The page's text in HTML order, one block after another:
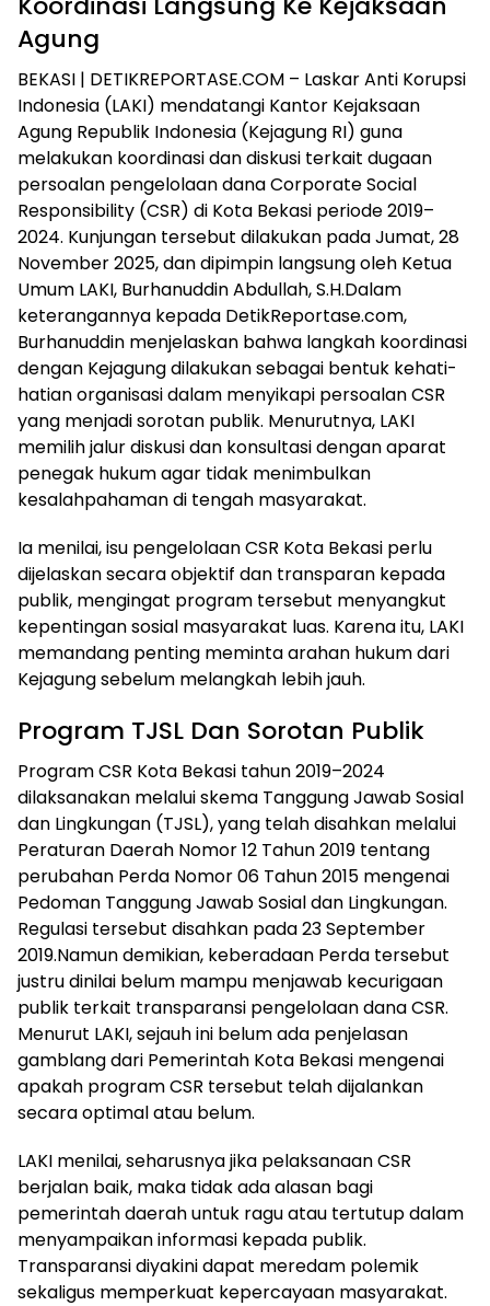
Agung
BEKASI | DETIKREPORTASE.COM – Laskar Anti Korupsi
Indonesia (LAKI) mendatangi Kantor Kejaksaan
Agung Republik Indonesia (Kejagung RI) guna
melakukan koordinasi dan diskusi terkait dugaan
persoalan pengelolaan dana Corporate Social
Responsibility (CSR) di Kota Bekasi periode 2019–
2024. Kunjungan tersebut dilakukan pada Jumat, 28
November 2025, dan dipimpin langsung oleh Ketua
Umum LAKI, Burhanuddin Abdullah, S.H.Dalam
keterangannya kepada DetikReportase.com,
Burhanuddin menjelaskan bahwa langkah koordinasi
dengan Kejagung dilakukan sebagai bentuk kehati-
hatian organisasi dalam menyikapi persoalan CSR
yang menjadi sorotan publik. Menurutnya, LAKI
memilih jalur diskusi dan konsultasi dengan aparat
penegak hukum agar tidak menimbulkan
kesalahpahaman di tengah masyarakat.
Ia menilai, isu pengelolaan CSR Kota Bekasi perlu
dijelaskan secara objektif dan transparan kepada
publik, mengingat program tersebut menyangkut
kepentingan sosial masyarakat luas. Karena itu, LAKI
memandang penting meminta arahan hukum dari
Kejagung sebelum melangkah lebih jauh.
Program TJSL Dan Sorotan Publik
Program CSR Kota Bekasi tahun 2019–2024
dilaksanakan melalui skema Tanggung Jawab Sosial
dan Lingkungan (TJSL), yang telah disahkan melalui
Peraturan Daerah Nomor 12 Tahun 2019 tentang
perubahan Perda Nomor 06 Tahun 2015 mengenai
Pedoman Tanggung Jawab Sosial dan Lingkungan.
Regulasi tersebut disahkan pada 23 September
2019.Namun demikian, keberadaan Perda tersebut
justru dinilai belum mampu menjawab kecurigaan
publik terkait transparansi pengelolaan dana CSR.
Menurut LAKI, sejauh ini belum ada penjelasan
gamblang dari Pemerintah Kota Bekasi mengenai
apakah program CSR tersebut telah dijalankan
secara optimal atau belum.
LAKI menilai, seharusnya jika pelaksanaan CSR
berjalan baik, maka tidak ada alasan bagi
pemerintah daerah untuk ragu atau tertutup dalam
menyampaikan informasi kepada publik.
Transparansi diyakini dapat meredam polemik
sekaligus memperkuat kepercayaan masyarakat.